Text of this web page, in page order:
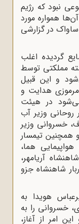
نبود که رژیم
همواره مورد
در گزارشی
گردیده اغلب
مملکتی توسط
و این قبیل
هدایت و
در هیئت
روحانی وزیر آب
خسروانی وزیر
همچنین تیمسار
هما،
آریامهر،
شاهنشاه جزو
هویدا به
پهلوی، خسروانی را به
امر از آغاز،